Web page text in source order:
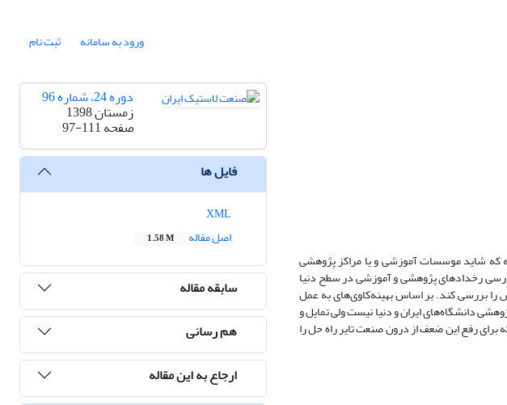
ورود به سامانه ثبت نام
که شاید موسسات آموزشی و یا مراکز پژوهشی
رخدادهای پژوهشی و آموزشی در سطح دنیا
را بررسی کند. بر اساس بهینه‌کاوی‌های به عمل
دانشگاه‌های ایران و دنیا نیست ولی تمایل و
برای رفع این ضعف از درون صنعت تایر راه حل را
دوره 24، شماره 96
زمستان 1398
صفحه97-111
فایل ها
اصل مقاله
1.58 M
سابقه مقاله
هم رسانی
ارجاع به این مقاله